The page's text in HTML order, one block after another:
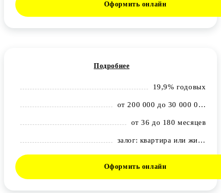
Оформить онлайн
Подробнее
19,9% годовых
от 200 000 до 30 000 000 рублей
от 36 до 180 месяцев
залог: квартира или жилой дом с земельным участком
Оформить онлайн